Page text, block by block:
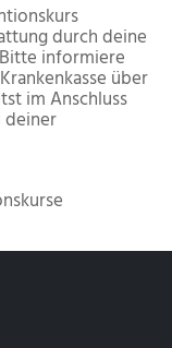
durch deine
informiere
über
im Anschluss
deiner